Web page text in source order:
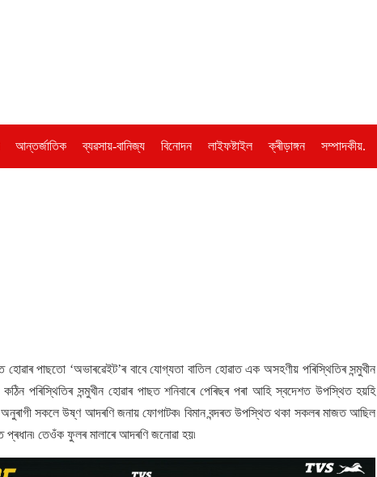
আন্তৰ্জাতিক ব্যৱসায়-বানিজ্য বিনোদন লাইফষ্টাইল ক্ৰীড়াঙ্গন সম্পাদকীয়.
পাছতো ‘অভাৰৱেইট’ৰ বাবে যোগ্যতা বাতিল হোৱাত এক অসহণীয় পৰিস্থিতিৰ সন্মুখীন
পৰিস্থিতিৰ সন্মুখীন হোৱাৰ পাছত শনিবাৰে পেৰিছৰ পৰা আহি স্বদেশত উপস্থিত হয়হি
অনুৰাগী সকলে উষ্ণ আদৰণি জনায় ফোগাটক৷ বিমান বন্দৰত উপস্থিত থকা সকলৰ মাজত আছিল
প্ৰধান৷ তেওঁক ফুলৰ মালাৰে আদৰণি জনোৱা হয়৷